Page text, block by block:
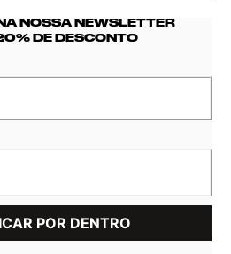
NOSSA NEWSLETTER
DE DESCONTO